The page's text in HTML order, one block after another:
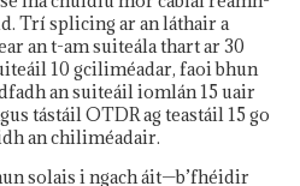
Trí splicing ar an láthair a
an t-am suiteála thart ar 30
10 gciliméadar, faoi bhun
an suiteáil iomlán 15 uair
tástáil OTDR ag teastáil 15 go
an chiliméadair.
solais i ngach áit—b’fhéidir